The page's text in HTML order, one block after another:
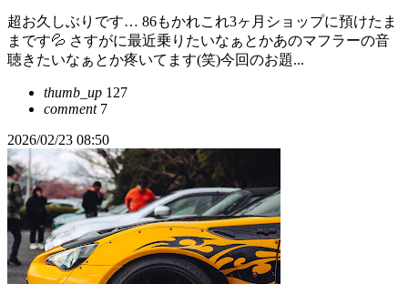
超お久しぶりです… 86もかれこれ3ヶ月ショップに預けたま
まです💦 さすがに最近乗りたいなぁとかあのマフラーの音
聴きたいなぁとか疼いてます(笑)今回のお題...
thumb_up 127
comment7
2026/02/23 08:50